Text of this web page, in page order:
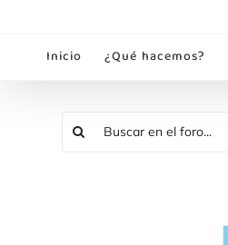
contenidoInicio ¿Qué hacemos?